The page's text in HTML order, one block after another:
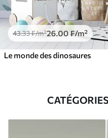
43.33₣/m²26 .00₣/m²
Le monde des dinosaures